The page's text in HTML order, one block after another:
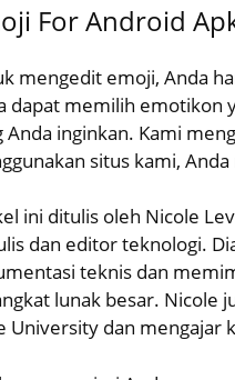
For Android
mengedit emoji, Anda
dapat memilih emotikon
Anda inginkan. Kami
situs kami,
ini ditulis oleh Nicole
dan editor teknologi.
teknis dan
lunak besar. Nicole
University dan mengajar